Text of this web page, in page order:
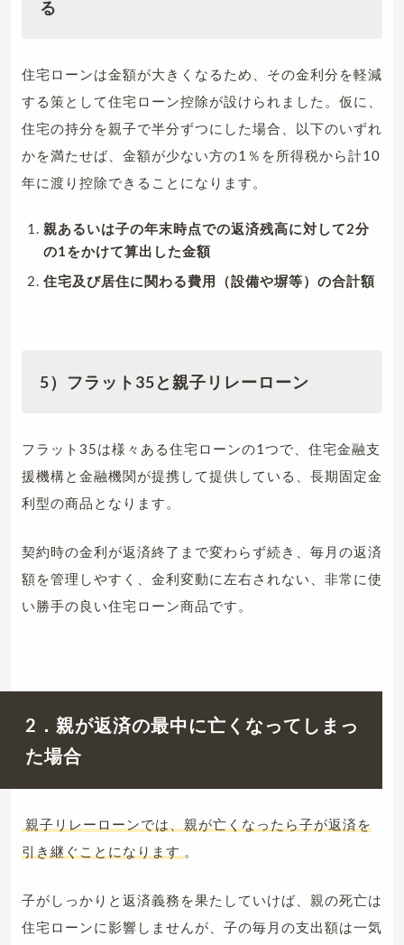
る
住宅ローンは金額が大きくなるため、その金利分を軽減
する策として住宅ローン控除が設けられました。仮に、
住宅の持分を親子で半分ずつにした場合、以下のいずれ
かを満たせば、金額が少ない方の1％を所得税から計10
年に渡り控除できることになります。
親あるいは子の年末時点での返済残高に対して2分
の1をかけて算出した金額
住宅及び居住に関わる費用（設備や塀等）の合計額
5）フラット35と親子リレーローン
フラット35は様々ある住宅ローンの1つで、住宅金融支
援機構と金融機関が提携して提供している、長期固定金
利型の商品となります。
契約時の金利が返済終了まで変わらず続き、毎月の返済
額を管理しやすく、金利変動に左右されない、非常に使
い勝手の良い住宅ローン商品です。
2．親が返済の最中に亡くなってしまっ
た場合
親子リレーローンでは、親が亡くなったら子が返済を
引き継ぐことになります 。
子がしっかりと返済義務を果たしていけば、親の死亡は
住宅ローンに影響しませんが、子の毎月の支出額は一気